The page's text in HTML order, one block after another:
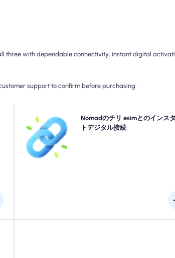
three with dependable connectivity, instant digital
support to confirm before purchasing.
Nomadのチリ esimとのインス
トデジタル接続
キューをスキップして、物理的なシムを忘れてく
い。 Nomad チリ esimをデバイスから即座にアクテ
にして、4G/5Gをすばやく接続します。 手間や遅
しで空港に到着した瞬間にオンラインで入手してく